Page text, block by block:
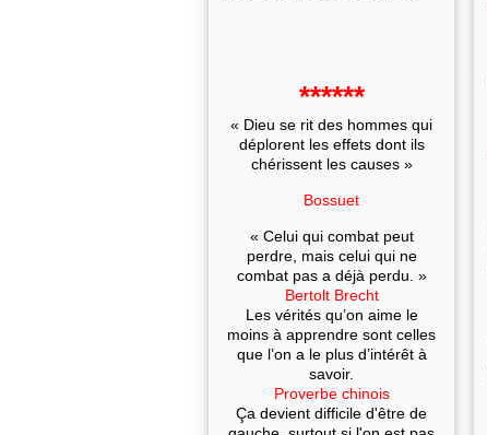
******
« Dieu se rit des hommes qui
déplorent les effets dont ils
chérissent les causes »
Bossuet
« Celui qui combat peut
perdre, mais celui qui ne
combat pas a déjà perdu. »
Bertolt Brecht
Les vérités qu’on aime le
moins à apprendre sont celles
que l’on a le plus d’intérêt à
savoir.
Proverbe chinois
Ça devient difficile d'être de